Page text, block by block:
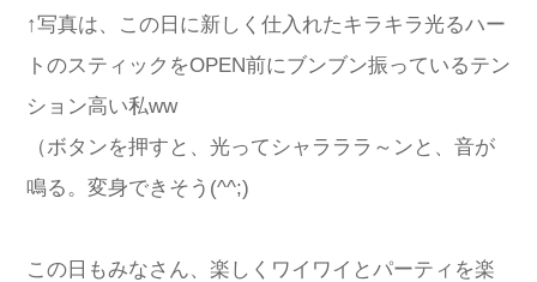
↑写真は、この日に新しく仕入れたキラキラ光るハー
トのスティックをOPEN前にブンブン振っているテン
ション高い私ww
（ボタンを押すと、光ってシャラララ～ンと、音が
鳴る。変身できそう(^^;)
この日もみなさん、楽しくワイワイとパーティを楽